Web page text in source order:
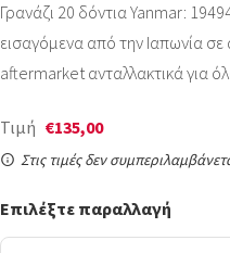
Γρανάζι 20 δόντια Yanmar:
εισαγόμενα από την Ιαπωνία σε
aftermarket ανταλλακτικά για
Τιμή €135,00
Στις τιμές δεν
Επιλέξτε παραλλαγή